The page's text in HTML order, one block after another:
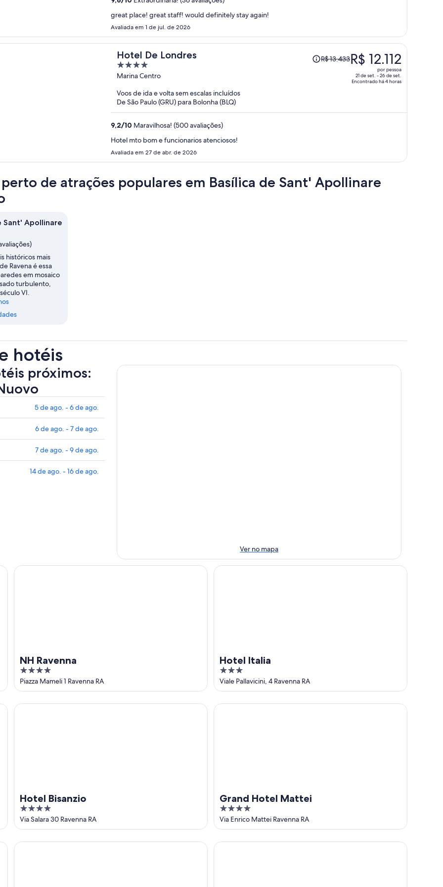
great place! great staff! would definitely stay again!
Avaliada em 1 de jul. de 2026
Hotel De Londres
4
out
5
Marina Centro
O
preço
é
R$ 13.433R$ 12.112
por pessoa
21 de set. - 26 de set.
Encontrado há 4 horas
Voos de ida e volta sem escalas incluídos
De São Paulo (GRU) para Bolonha (BLQ)
9,2/10 Maravilhosa! (500 avaliações)
Hotel mto bom e funcionarios atenciosos!
Avaliada em 27 de abr. de 2026
de atrações populares em Basílica de Sant' Apollinare
Sant' Apollinare
históricos mais
Ravena é essa
em mosaico
turbulento,
VI.
hotéis
próximos:
5 de ago. - 6 de ago.
6 de ago. - 7 de ago.
7 de ago. - 9 de ago.
14 de ago. - 16 de ago.
Ver no mapa
NH Ravenna
4
out
of
5
Piazza Mameli 1 Ravenna RA
NH Ravenna
Hotel Italia
3
out
of
5
Viale Pallavicini, 4 Ravenna RA
Hotel Italia
Hotel Bisanzio
4
out
of
5
Via Salara 30 Ravenna RA
Hotel Bisanzio
Grand Hotel Mattei
4
out
of
5
Via Enrico Mattei Ravenna RA
Grand Hotel Mattei
Apartment Hotel Marchesini Astoria